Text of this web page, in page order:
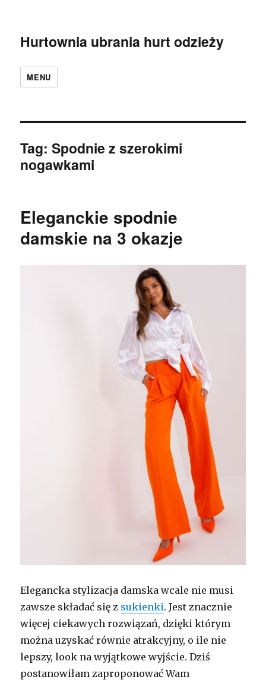
Hurtownia ubrania hurt odzieży
MENU
Tag:Spodnie z szerokimi
nogawkami
Eleganckie spodnie
damskie na 3 okazje
Elegancka stylizacja damska wcale nie musi
zawsze składać się z sukienki. Jest znacznie
więcej ciekawych rozwiązań, dzięki którym
można uzyskać równie atrakcyjny, o ile nie
lepszy, look na wyjątkowe wyjście. Dziś
postanowiłam zaproponować Wam